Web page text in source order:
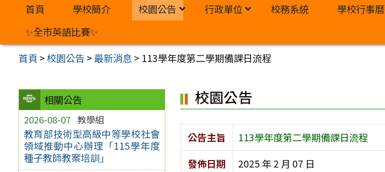
首頁 學校簡介 校園公告 行政單位 校務系統 學校行事曆
✨全市英語比賽✨
首頁 >校園公告 >最新消息 > 113學年度第二學期備課日流程
相關公告
2026-08-07 教學組
教育部技術型高級中等學校社會
領域推動中心辦理「115學年度
種子教師教案培訓」
校園公告
公告主旨
113學年度第二學期備課日流程
發佈日期
2025 年 2 月 07 日